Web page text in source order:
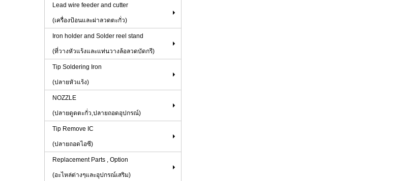
Lead wire feeder and cutter
(เครื่องป้อนและผ่าลวดตะกั่ว)
Iron holder and Solder reel stand
(ที่วางหัวแร้งและแท่นวางล้อลวดบัดกรี)
Tip Soldering Iron
(ปลายหัวแร้ง)
NOZZLE
(ปลายดูดตะกั่ว,ปลายถอดอุปกรณ์)
Tip Remove IC
(ปลายถอดไอซี)
Replacement Parts , Option
(อะไหล่ต่างๆและอุปกรณ์เสริม)